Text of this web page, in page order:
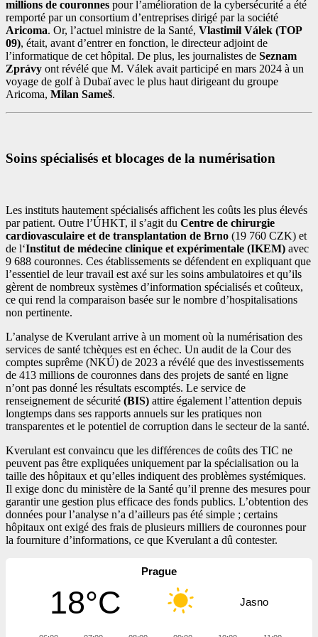
millions de couronnes pour l’amélioration de la cybersécurité a été
remporté par un consortium d’entreprises dirigé par la société
Aricoma. Or, l’actuel ministre de la Santé, Vlastimil Válek (TOP
09), était, avant d’entrer en fonction, le directeur adjoint de
l’informatique de cet hôpital. De plus, les journalistes de Seznam
Zprávy ont révélé que M. Válek avait participé en mars 2024 à un
voyage de golf à Dubaï avec le plus haut dirigeant du groupe
Aricoma, Milan Sameš.
Soins spécialisés et blocages de la numérisation
Les instituts hautement spécialisés affichent les coûts les plus élevés
par patient. Outre l’ÚHKT, il s’agit du Centre de chirurgie
cardiovasculaire et de transplantation de Brno (19 760 CZK) et
de l‘Institut de médecine clinique et expérimentale (IKEM) avec
9 688 couronnes. Ces établissements se défendent en expliquant que
l’essentiel de leur travail est axé sur les soins ambulatoires et qu’ils
gèrent de nombreux systèmes d’information spécialisés et coûteux,
ce qui rend la comparaison basée sur le nombre d’hospitalisations
non pertinente.
L’analyse de Kverulant arrive à un moment où la numérisation des
services de santé tchèques est en échec. Un audit de la Cour des
comptes suprême (NKÚ) de 2023 a révélé que des investissements
de 413 millions de couronnes dans des projets de santé en ligne
n’ont pas donné les résultats escomptés. Le service de
renseignement de sécurité (BIS) attire également l’attention depuis
longtemps dans ses rapports annuels sur les pratiques non
transparentes et le potentiel de corruption dans le secteur de la santé.
Kverulant est convaincu que les différences de coûts des TIC ne
peuvent pas être expliquées uniquement par la spécialisation ou la
taille des hôpitaux et qu’elles indiquent des problèmes systémiques.
Il exige donc du ministère de la Santé qu’il prenne des mesures pour
garantir une gestion plus efficace des fonds publics. L’obtention des
données pour l’analyse n’a d’ailleurs pas été simple ; certains
hôpitaux ont exigé des frais de plusieurs milliers de couronnes pour
la fourniture d’informations, ce que Kverulant a dû contester.
Prague
18°C Jasno